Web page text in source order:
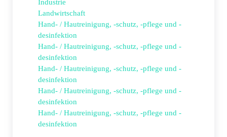
Industrie
Landwirtschaft
Hand- / Hautreinigung, -schutz, -pflege und -
desinfektion
Hand- / Hautreinigung, -schutz, -pflege und -
desinfektion
Hand- / Hautreinigung, -schutz, -pflege und -
desinfektion
Hand- / Hautreinigung, -schutz, -pflege und -
desinfektion
Hand- / Hautreinigung, -schutz, -pflege und -
desinfektion